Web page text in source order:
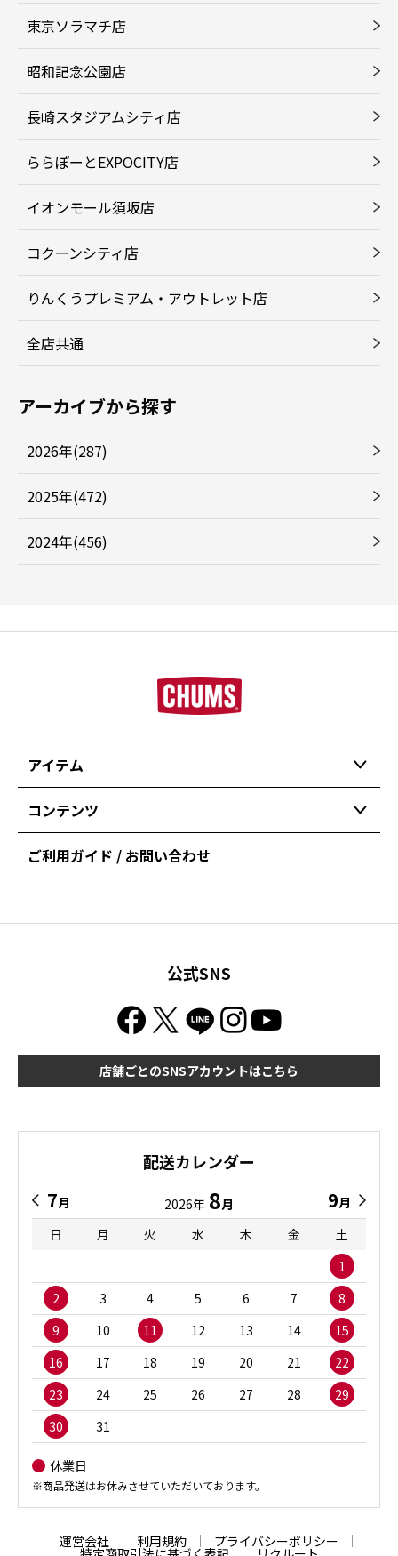
東京ソラマチ店
昭和記念公園店
長崎スタジアムシティ店
ららぽーとEXPOCITY店
イオンモール須坂店
コクーンシティ店
りんくうプレミアム・アウトレット店
全店共通
アーカイブから探す
2026年(287)
2025年(472)
2024年(456)
アイテム
コンテンツ
ご利用ガイド / お問い合わせ
公式SNS
店舗ごとのSNSアカウントはこちら
配送カレンダー
7月 2026年 8月 9月
日
月 火 水 木 金
土
1
2
3 4 5 6 7
8
9
10 11 12 13 14
15
16
17 18 19 20 21
22
23
24 25 26 27 28
29
30
31
休業日
※商品発送はお休みさせていただいております。
運営会社 利用規約 プライバシーポリシー